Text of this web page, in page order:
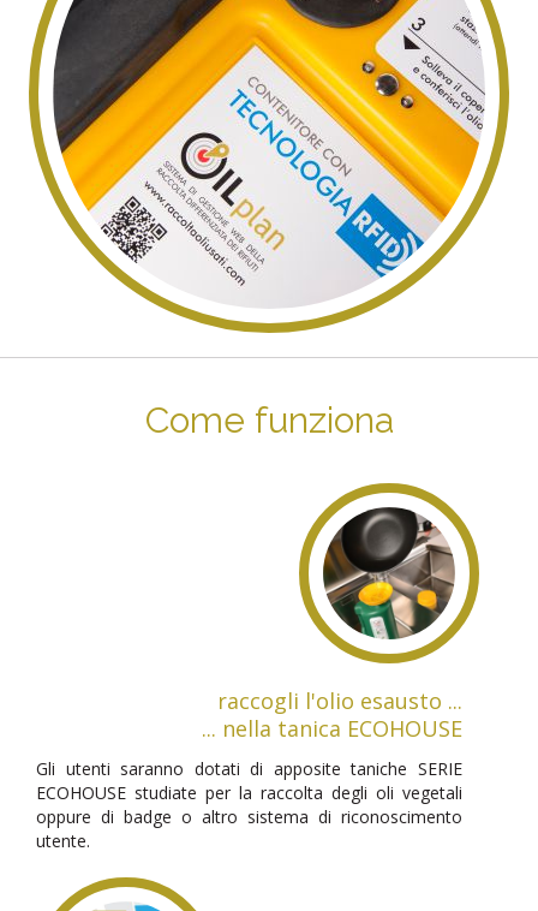
Come funziona
raccogli l'olio esausto ...
... nella tanica ECOHOUSE
Gli utenti saranno dotati di apposite taniche SERIE
ECOHOUSE studiate per la raccolta degli oli vegetali
oppure di badge o altro sistema di riconoscimento
utente.